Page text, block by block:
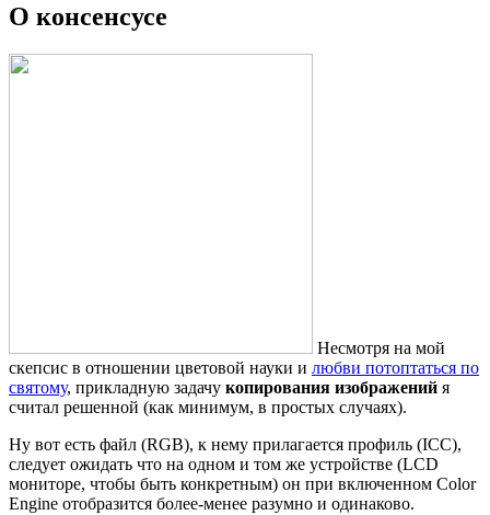
О консенсусе
Несмотря на мой
скепсис в отношении цветовой науки и любви потоптаться по
святому, прикладную задачу копирования изображений я
считал решенной (как минимум, в простых случаях).
Ну вот есть файл (RGB), к нему прилагается профиль (ICC),
следует ожидать что на одном и том же устройстве (LCD
мониторе, чтобы быть конкретным) он при включенном Color
Engine отобразится более-менее разумно и одинаково.